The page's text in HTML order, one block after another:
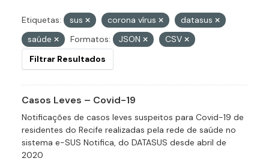
Etiquetas: sus corona vírus
datasus
saúde
Formatos: JSON
CSV
Filtrar Resultados
Casos Leves – Covid-19
Notificações de casos leves suspeitos para Covid-19 de
residentes do Recife realizadas pela rede de saúde no
sistema e-SUS Notifica, do DATASUS desde abril de
2020